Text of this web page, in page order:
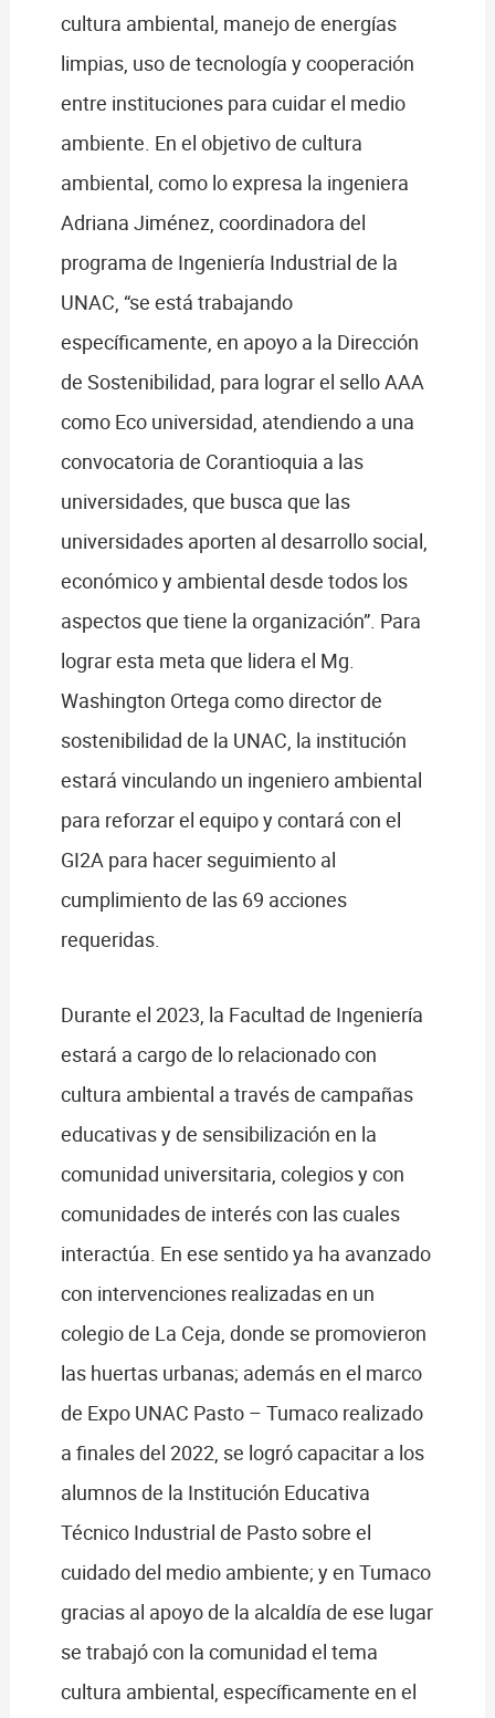
cultura ambiental, manejo de energías
limpias, uso de tecnología y cooperación
entre instituciones para cuidar el medio
ambiente. En el objetivo de cultura
ambiental, como lo expresa la ingeniera
Adriana Jiménez, coordinadora del
programa de Ingeniería Industrial de la
UNAC, “se está trabajando
específicamente, en apoyo a la Dirección
de Sostenibilidad, para lograr el sello AAA
como Eco universidad, atendiendo a una
convocatoria de Corantioquia a las
universidades, que busca que las
universidades aporten al desarrollo social,
económico y ambiental desde todos los
aspectos que tiene la organización”. Para
lograr esta meta que lidera el Mg.
Washington Ortega como director de
sostenibilidad de la UNAC, la institución
estará vinculando un ingeniero ambiental
para reforzar el equipo y contará con el
GI2A para hacer seguimiento al
cumplimiento de las 69 acciones
requeridas.
Durante el 2023, la Facultad de Ingeniería
estará a cargo de lo relacionado con
cultura ambiental a través de campañas
educativas y de sensibilización en la
comunidad universitaria, colegios y con
comunidades de interés con las cuales
interactúa. En ese sentido ya ha avanzado
con intervenciones realizadas en un
colegio de La Ceja, donde se promovieron
las huertas urbanas; además en el marco
de Expo UNAC Pasto – Tumaco realizado
a finales del 2022, se logró capacitar a los
alumnos de la Institución Educativa
Técnico Industrial de Pasto sobre el
cuidado del medio ambiente; y en Tumaco
gracias al apoyo de la alcaldía de ese lugar
se trabajó con la comunidad el tema
cultura ambiental, específicamente en el